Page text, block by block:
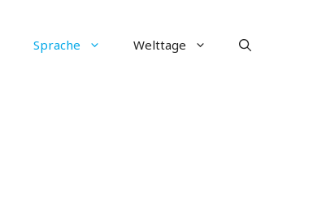
Sprache Welttage